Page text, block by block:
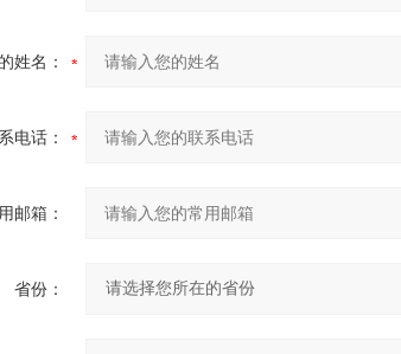
姓名：
电话：
邮箱：
省份：